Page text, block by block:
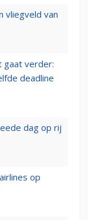
vliegveld van
gaat verder:
deadline
dag op rij
op